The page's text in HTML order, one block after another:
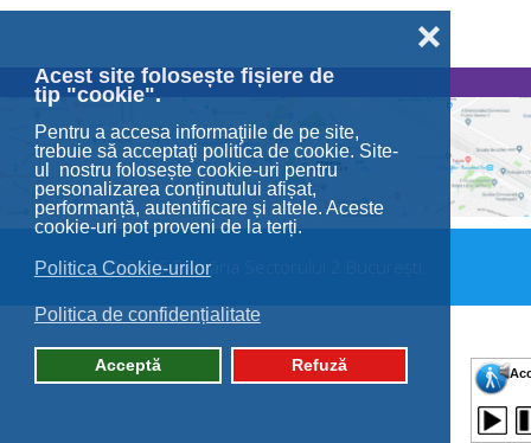
Acest site folosește fișiere de
tip "cookie".
Pentru a accesa informaţiile de pe site,
trebuie să acceptaţi politica de cookie. Site-
ul nostru folosește cookie-uri pentru
personalizarea conținutului afișat,
performanță, autentificare și altele. Aceste
cookie-uri pot proveni de la terți.
Politica Cookie-urilor
Politica de confidențialitate
Acceptă Refuză
❌
© 2026 Primăria Sectorului 2 București.